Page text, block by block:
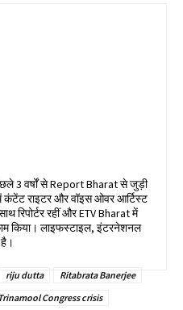
3 वर्षों से Report Bharat से जुड़ी
राइटर और वॉइस ओवर आर्टिस्ट
रिपोर्टर रहीं और ETV Bharat में
किया। लाइफस्टाइल, इंटरनेशनल
riju dutta
Ritabrata Banerjee
Trinamool Congress crisis